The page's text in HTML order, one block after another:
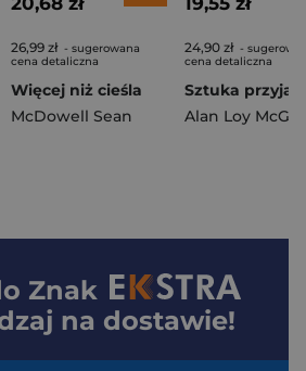
26,99 zł - sugerowana
cena detaliczna
Więcej niż cieśla
McDowell Sean
24,90 zł -
cena detaliczna
Sztuka
Alan Loy
Znak
na dostawie!